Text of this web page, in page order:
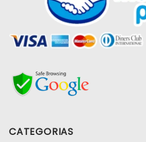
CATEGORIAS